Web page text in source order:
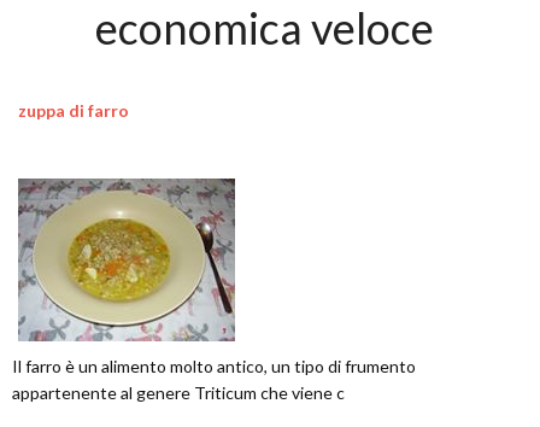
economica veloce
zuppa di farro
Il farro è un alimento molto antico, un tipo di frumento
appartenente al genere Triticum che viene c